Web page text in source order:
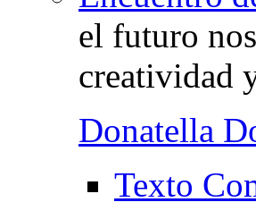
el futuro
creatividad
Donatella
Texto